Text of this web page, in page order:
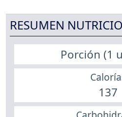
RESUMEN
Porción (1
137